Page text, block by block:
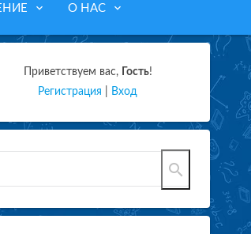
keyboard_arrow_down О НАС keyboard_arrow_down
Приветствуем вас, Гость!
Регистрация
Вход